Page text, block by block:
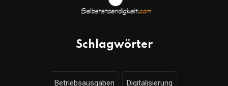
Schlagwörter
Betriebsausgaben Digitalisierung